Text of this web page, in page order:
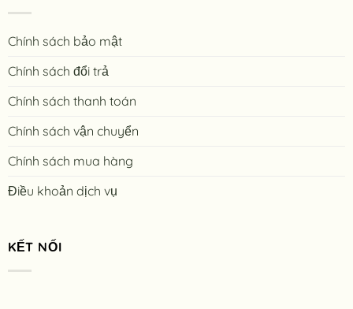
Chính sách bảo mật
Chính sách đổi trả
Chính sách thanh toán
Chính sách vận chuyển
Chính sách mua hàng
Điều khoản dịch vụ
KẾT NỐI